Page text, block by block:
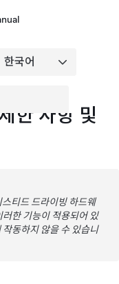
한 사항 및
스티드 드라이빙하드웨
한 기능이 적용되어 있
동하지 않을 수 있습니